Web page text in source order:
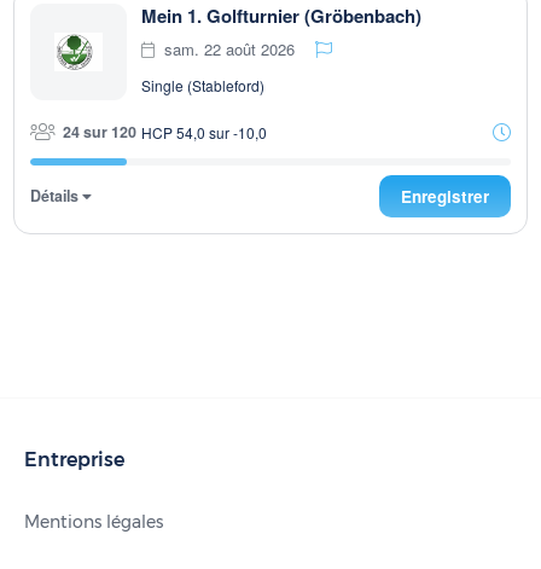
Mein 1. Golfturnier (Gröbenbach)
sam. 22 août 2026
Single (Stableford)
24 sur 120 HCP 54,0 sur -10,0
Détails Enregistrer
Entreprise
Mentions légales